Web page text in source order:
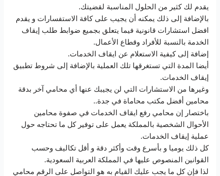
يقدم لك كثير من الحلول المناسبة لقضيتك.
بالإضافة إلى ذلك يمكنه أن يجيب على كافة الاستفسارات و يقدم
افضل استشارات قانونية فيما يتعلق بجميع ضوابط طلب إيقاف
الخدمة بالنسبة للأفراد وقطاع الأعمال.
إضافة إلى كيفية الاستعلام عن ايقاف الخدمات.
أيضا المدة التي تستغرقها تلك العملية بالإضافة إلى شروط تطبيق
إيقاف الخدمات.
وغيرها من الاستشارات التي لن يجيبك عنها أي محامي آخر بدقة
محامين أفضل مكتب محاماة في جدة..
باختصار إن محامي رفع ايقاف الخدمات في صفوة محامين
الأحوال الشخصية بالمملكة يعمل على توفير كل ما تحتاجه حول
عملية إيقاف الخدمات.
كل ذلك يوميا و بأسرع وقت وأكثر دقة و أقل تكاليف وحسب
القوانين المنصوص عليها في المملكة العربية السعودية.
لذا فإن كل ما يجب عليك القيام به هو التواصل على الرقم محامي